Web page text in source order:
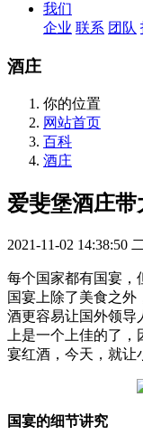
我们
企业 联系 团队
酒庄
你的位置
网站首页
百科
酒庄
爱斐堡酒庄
2021-11-02 14:38:50
每个国家都有国宴，
国宴上除了美食之外
酒更容易让国外领导
上是一个上佳的了
宴红酒，今天，就让
国宴的细节讲究